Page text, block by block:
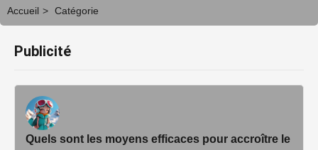
Accueil > Catégorie
Publicité
Quels sont les moyens efficaces pour accroître le